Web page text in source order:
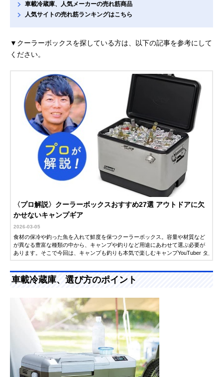
車載冷蔵庫、人気メーカーの売れ筋商品
人気サイトの売れ筋ランキングはこちら
▼クーラーボックスを探している方は、以下の記事を参考にして
ください。
〈プロ解説〉クーラーボックスおすすめ27選 アウトドアに欠
かせないキャンプギア
2026-03-05
食材の保冷や釣った魚を入れて鮮度を保つクーラーボックス。容量や材質など
が異なる豊富な種類の中から、キャンプや釣りなど用途にあわせて選ぶ必要が
あります。そこで今回は、キャンプも釣りも本気で楽しむキャンプYouTuber タ
車載冷蔵庫、選び方のポイント